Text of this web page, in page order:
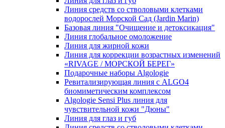
Линия средств со стволовыми клетками
водорослей Морской Сад (Jardin Marin)
Базовая линия "Очищение и детоксикация"
Линия глобальное омоложение
Линия для жирной кожи
Линия для коррекции возрастных изменений
«RIVAGE / МОРСКОЙ БЕРЕГ»
Подарочные наборы Algologie
Ревитализирующая линия с ALGO4
биомиметическим комплексом
Algologie Sensi Plus линия для
чувcтвительной кожи "Дюны"
Линия для глаз и губ